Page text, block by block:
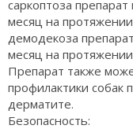
саркоптоза
месяц на
демодекоза
месяц на
Препарат также
профилактики собак
дерматите.
Безопасность: